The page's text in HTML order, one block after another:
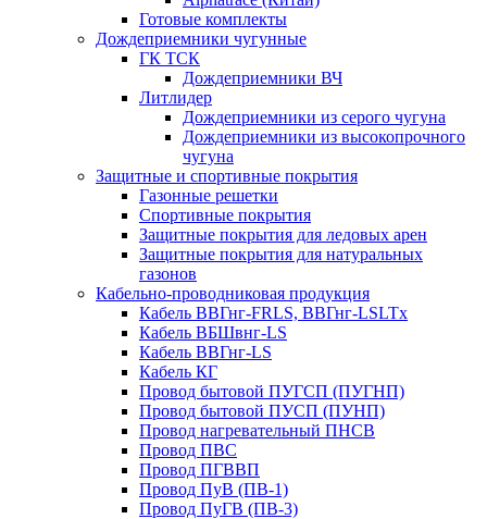
Готовые комплекты
Дождеприемники чугунные
ГК ТСК
Дождеприемники ВЧ
Литлидер
Дождеприемники из серого чугуна
Дождеприемники из высокопрочного
чугуна
Защитные и спортивные покрытия
Газонные решетки
Спортивные покрытия
Защитные покрытия для ледовых арен
Защитные покрытия для натуральных
газонов
Кабельно-проводниковая продукция
Кабель ВВГнг-FRLS, ВВГнг-LSLTx
Кабель ВБШвнг-LS
Кабель ВВГнг-LS
Кабель КГ
Провод бытовой ПУГСП (ПУГНП)
Провод бытовой ПУСП (ПУНП)
Провод нагревательный ПНСВ
Провод ПВС
Провод ПГВВП
Провод ПуВ (ПВ-1)
Провод ПуГВ (ПВ-3)